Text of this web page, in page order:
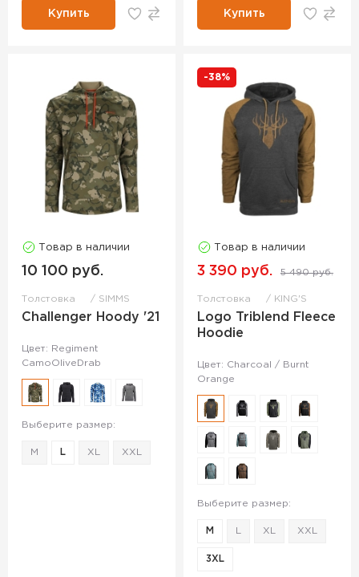
Купить Купить
Товар в наличии
10 100 руб.
Толстовка SIMMS
Challenger Hoody '21
Цвет: Regiment
CamoOliveDrab
Выберите размер:
M L XL XXL
-38%
Товар в наличии
3 390 руб. 5 490 руб.
Толстовка KING'S
Logo Triblend Fleece
Hoodie
Цвет: Charcoal / Burnt
Orange
Выберите размер:
M XL XXL
3XL